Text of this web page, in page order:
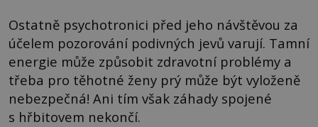
Ostatně psychotronici před jeho návštěvou za
účelem pozorování podivných jevů varují. Tamní
energie může způsobit zdravotní problémy a
třeba pro těhotné ženy prý může být vyloženě
nebezpečná! Ani tím však záhady spojené
s hřbitovem nekončí.